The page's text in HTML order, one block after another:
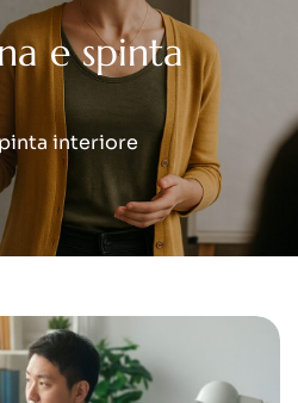
e spinta
interiore